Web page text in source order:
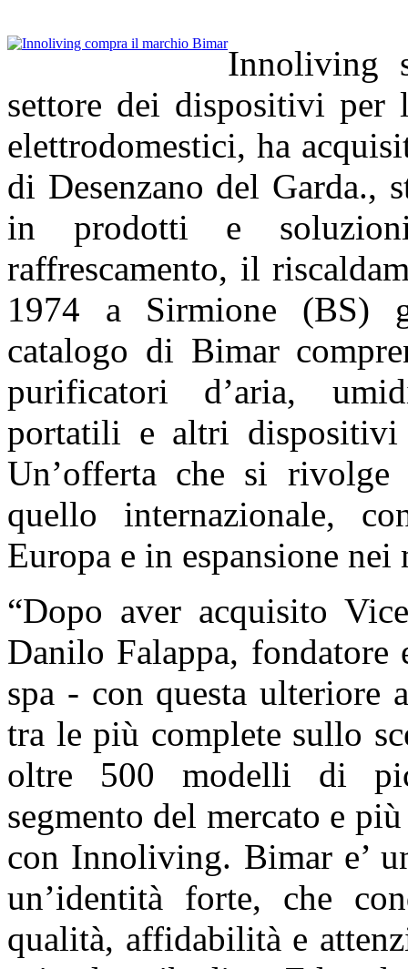
Innoliving
settore dei dispositivi per
elettrodomestici, ha
di Desenzano del Garda.,
in prodotti e
raffrescamento, il
1974 a Sirmione (BS)
catalogo di Bimar
purificatori d’aria,
portatili e altri dispositivi
Un’offerta che si
quello internazionale,
Europa e in espansione nei
“Dopo aver acquisito
Danilo Falappa,
spa - con questa ulteriore
tra le più complete sullo
oltre 500 modelli di
segmento del mercato e
con Innoliving. Bimar e’
un’identità forte, che
qualità, affidabilità e